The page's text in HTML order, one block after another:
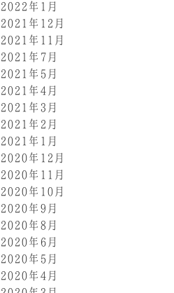
2022年1月
2021年12月
2021年11月
2021年7月
2021年5月
2021年4月
2021年3月
2021年2月
2021年1月
2020年12月
2020年11月
2020年10月
2020年9月
2020年8月
2020年6月
2020年5月
2020年4月